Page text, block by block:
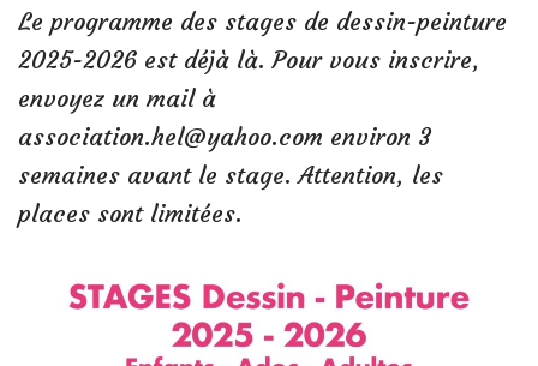
Le programme des stages de dessin-peinture
2025-2026 est déjà là. Pour vous inscrire,
envoyez un mail à
association.hel@yahoo.com environ 3
semaines avant le stage. Attention, les
places sont limitées.